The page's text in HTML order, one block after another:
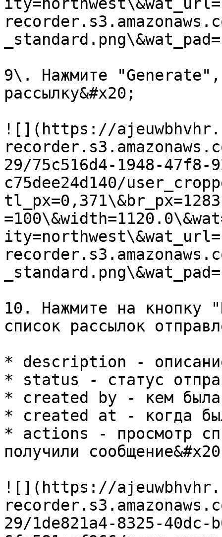
9\. Нажмите "Generate",
рассылку&#x20;
![](https://
29/75c516d4-1948-47f8-
c75dee24d140/
10. Нажмите на кнопку
список рассылок
* description -
* status - статус
* created by - кем была
* created at - когда
* actions - просмотр
получили
![](https://
29/1de821a4-8325-